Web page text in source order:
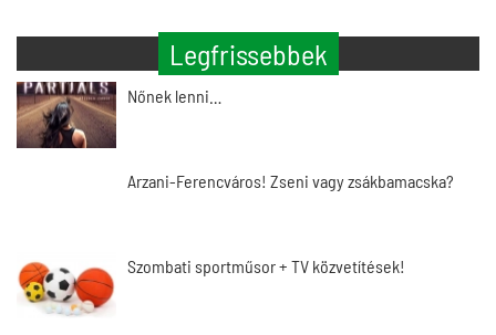
Legfrissebbek
Nőnek lenni…
Arzani-Ferencváros! Zseni vagy zsákbamacska?
Szombati sportműsor + TV közvetítések!